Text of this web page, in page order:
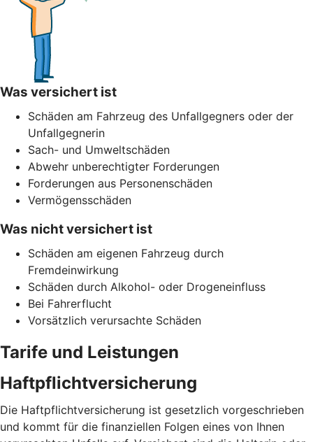
Was versichert ist
Schäden am Fahrzeug des Unfallgegners oder der
Unfallgegnerin
Sach- und Umweltschäden
Abwehr unberechtigter Forderungen
Forderungen aus Personenschäden
Vermögensschäden
Was nicht versichert ist
Schäden am eigenen Fahrzeug durch
Fremdeinwirkung
Schäden durch Alkohol- oder Drogeneinfluss
Bei Fahrerflucht
Vorsätzlich verursachte Schäden
Tarife und Leistungen
Haftpflichtversicherung
Die Haftpflichtversicherung ist gesetzlich vorgeschrieben
und kommt für die finanziellen Folgen eines von Ihnen